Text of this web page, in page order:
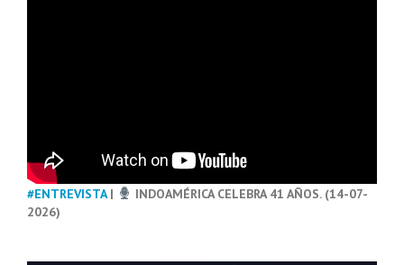
#ENTREVISTA|
INDOAMÉRICA CELEBRA 41 AÑOS. (14-07-
2026)